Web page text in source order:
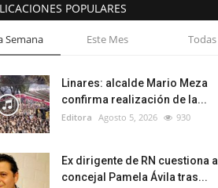
POPULARES
Semana Este Mes Todas
Linares: alcalde Mario Meza
confirma realización de la...
Editora Agosto 5, 2026 930
Ex dirigente de RN cuestiona a
concejal Pamela Ávila tras...